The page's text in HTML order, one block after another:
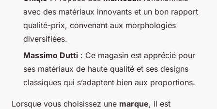
avec des matériaux innovants et un bon rapport
qualité-prix, convenant aux morphologies
diversifiées.
Massimo Dutti : Ce magasin est apprécié pour
ses matériaux de haute qualité et ses designs
classiques qui s’adaptent bien aux proportions.
Lorsque vous choisissez une marque, il est